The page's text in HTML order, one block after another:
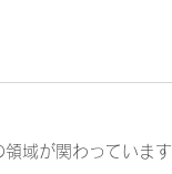
域が関わっています